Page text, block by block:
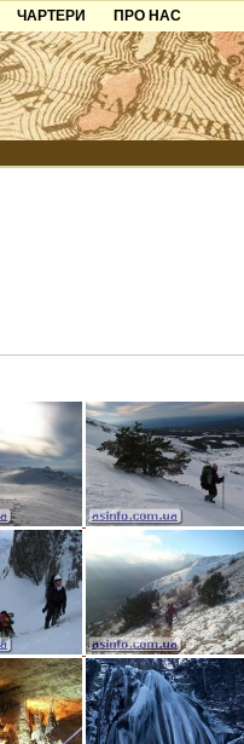
ЧАРТЕРИ
ПРО НАС
Контакти
Партнерам
Додати готель